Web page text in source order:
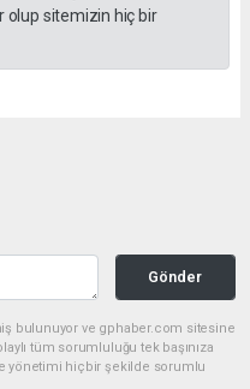
olup sitemizin hiç bir
Gönder
bulunuyor ve gphaber.com sitesine
tüm sorumluluğu tek başınıza
yönetimi hiçbir şekilde sorumlu